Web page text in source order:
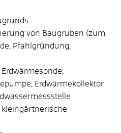
von Baugruben (zum
Pfahlgründung,
Erdwärmekollektor